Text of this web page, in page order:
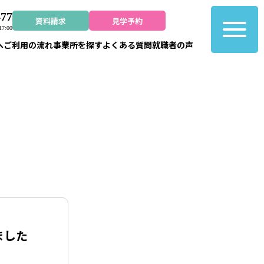
資料請求 見学予約
ご利用の流れ事業所を探すよくある質問就職者の声
した